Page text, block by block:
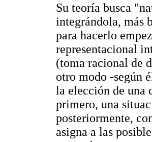
Su teoría busca
integrándola, más
para hacerlo
representacional
(toma racional de
otro modo -según
la elección de una
primero, una
posteriormente,
asigna a las